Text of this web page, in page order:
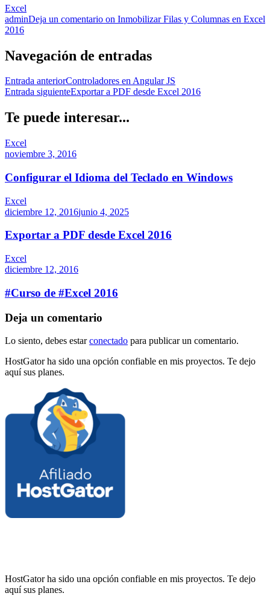
Excel
adminDeja un comentario on Inmobilizar Filas y Columnas en Excel
2016
Navegación de entradas
Entrada anteriorControladores en Angular JS
Entrada siguienteExportar a PDF desde Excel 2016
Te puede interesar...
Excel
noviembre 3, 2016
Configurar el Idioma del Teclado en Windows
Excel
diciembre 12, 2016junio 4, 2025
Exportar a PDF desde Excel 2016
Excel
diciembre 12, 2016
#Curso de #Excel 2016
Deja un comentario
Lo siento, debes estarconectado para publicar un comentario.
HostGator ha sido una opción confiable en mis proyectos. Te dejo
aquí sus planes.
HostGator ha sido una opción confiable en mis proyectos. Te dejo
aquí sus planes.